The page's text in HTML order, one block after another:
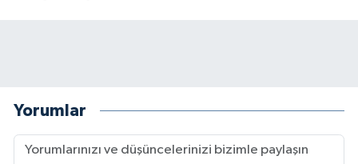
Yorumlar